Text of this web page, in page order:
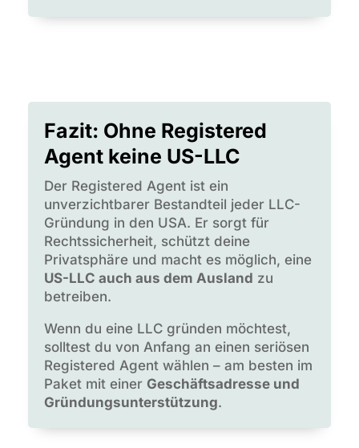
Fazit: Ohne Registered
Agent keine US-LLC
Der Registered Agent ist ein
unverzichtbarer Bestandteil jeder LLC-
Gründung in den USA. Er sorgt für
Rechtssicherheit, schützt deine
Privatsphäre und macht es möglich, eine
US-LLC auch aus dem Ausland zu
betreiben.
Wenn du eine LLC gründen möchtest,
solltest du von Anfang an einen seriösen
Registered Agent wählen – am besten im
Paket mit einer Geschäftsadresse und
Gründungsunterstützung.